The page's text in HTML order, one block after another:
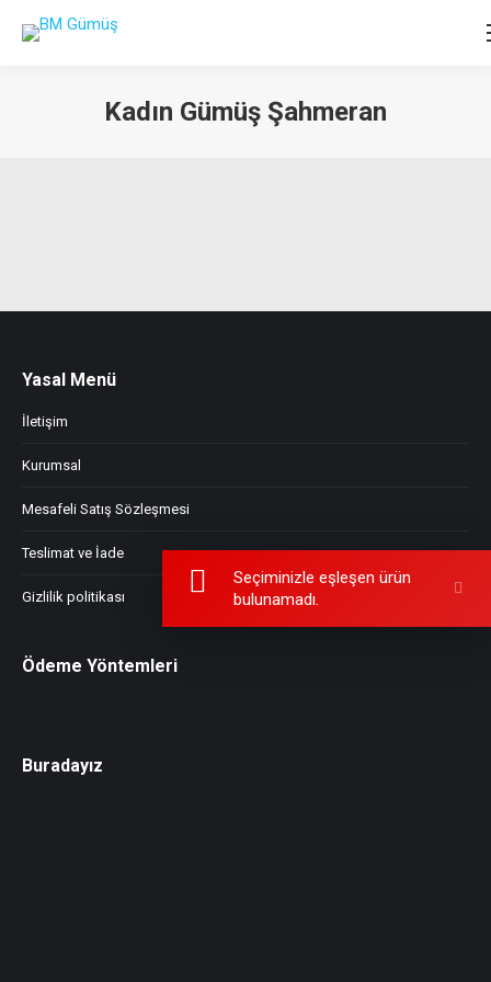
Kadın Gümüş Şahmeran
Seçiminizle eşleşen ürün
bulunamadı.
Yasal Menü
İletişim
Kurumsal
Mesafeli Satış Sözleşmesi
Teslimat ve İade
Gizlilik politikası
Ödeme Yöntemleri
Buradayız